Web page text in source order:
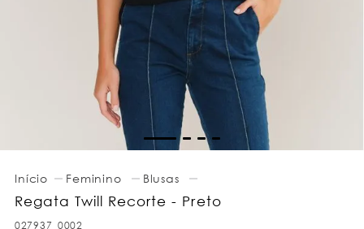
Feminino Blusas
Regata Twill Recorte - Preto
027937_0002